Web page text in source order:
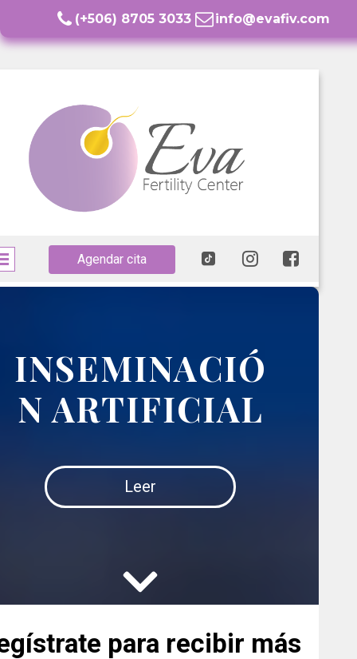
 (+506) 8705 3033 info@evafiv.com
Agendar cita   
INSEMINACIÓ
N ARTIFICIAL
Leer
para recibir más